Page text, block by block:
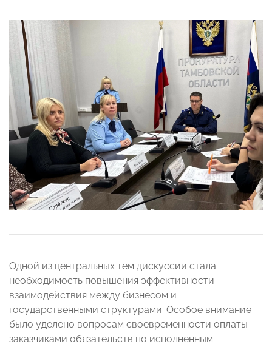
Одной из центральных тем дискуссии стала
необходимость повышения эффективности
взаимодействия между бизнесом и
государственными структурами. Особое внимание
было уделено вопросам своевременности оплаты
заказчиками обязательств по исполненным